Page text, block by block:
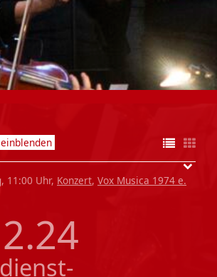
11:00 Uhr, Konzert, Vox Musica 1974 e.